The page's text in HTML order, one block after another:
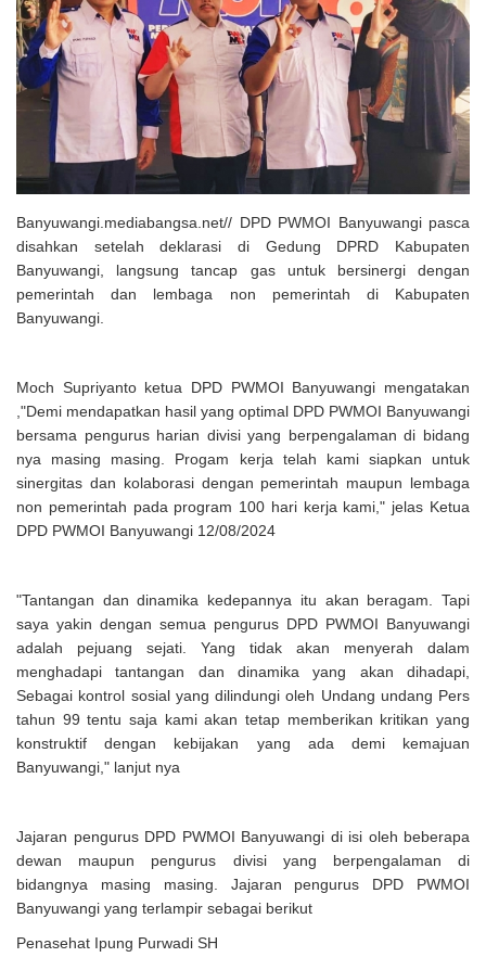
Uji Coba Program NADI JKN
Banyuwangi.mediabangsa.net// DPD PWMOI Banyuwangi pasca
disahkan setelah deklarasi di Gedung DPRD Kabupaten
Banyuwangi, langsung tancap gas untuk bersinergi dengan
pemerintah dan lembaga non pemerintah di Kabupaten
Banyuwangi.
Moch Supriyanto ketua DPD PWMOI Banyuwangi mengatakan
,"Demi mendapatkan hasil yang optimal DPD PWMOI Banyuwangi
bersama pengurus harian divisi yang berpengalaman di bidang
nya masing masing. Progam kerja telah kami siapkan untuk
sinergitas dan kolaborasi dengan pemerintah maupun lembaga
non pemerintah pada program 100 hari kerja kami," jelas Ketua
DPD PWMOI Banyuwangi 12/08/2024
"Tantangan dan dinamika kedepannya itu akan beragam. Tapi
saya yakin dengan semua pengurus DPD PWMOI Banyuwangi
adalah pejuang sejati. Yang tidak akan menyerah dalam
menghadapi tantangan dan dinamika yang akan dihadapi,
Sebagai kontrol sosial yang dilindungi oleh Undang undang Pers
tahun 99 tentu saja kami akan tetap memberikan kritikan yang
konstruktif dengan kebijakan yang ada demi kemajuan
Banyuwangi," lanjut nya
Jajaran pengurus DPD PWMOI Banyuwangi di isi oleh beberapa
dewan maupun pengurus divisi yang berpengalaman di
bidangnya masing masing. Jajaran pengurus DPD PWMOI
Banyuwangi yang terlampir sebagai berikut
Penasehat Ipung Purwadi SH